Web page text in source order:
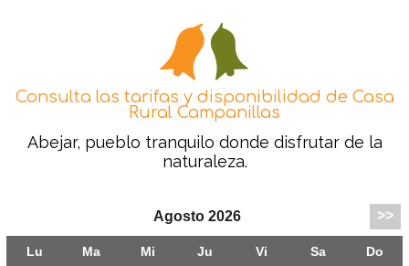
Consulta las tarifas y disponibilidad de Casa
Rural Campanillas
Abejar, pueblo tranquilo donde disfrutar de la
naturaleza.